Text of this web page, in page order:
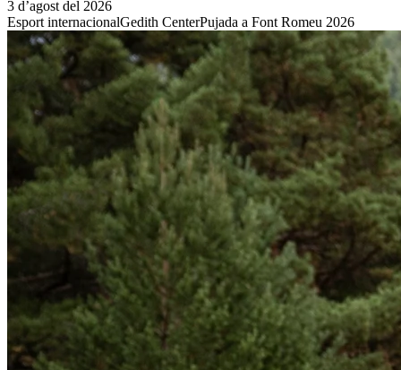
3 d’agost del 2026
Esport internacionalGedith CenterPujada a Font Romeu 2026